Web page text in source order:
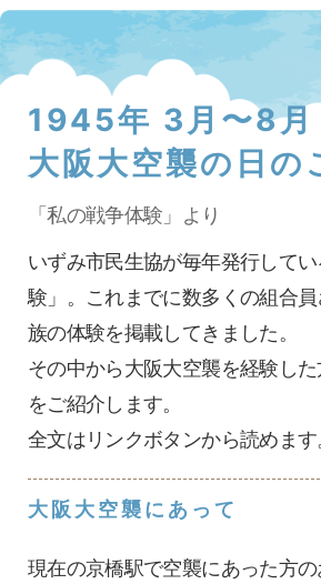
1945年 3月〜8月
大阪大空襲の日の
「私の戦争体験」より
いずみ市民生協が毎年発行して
験」。これまでに数多くの組合
族の体験を掲載してきました。
その中から大阪大空襲を経験し
をご紹介します。
全文はリンクボタンから読めます
大阪大空襲にあって
現在の京橋駅で空襲にあった方の